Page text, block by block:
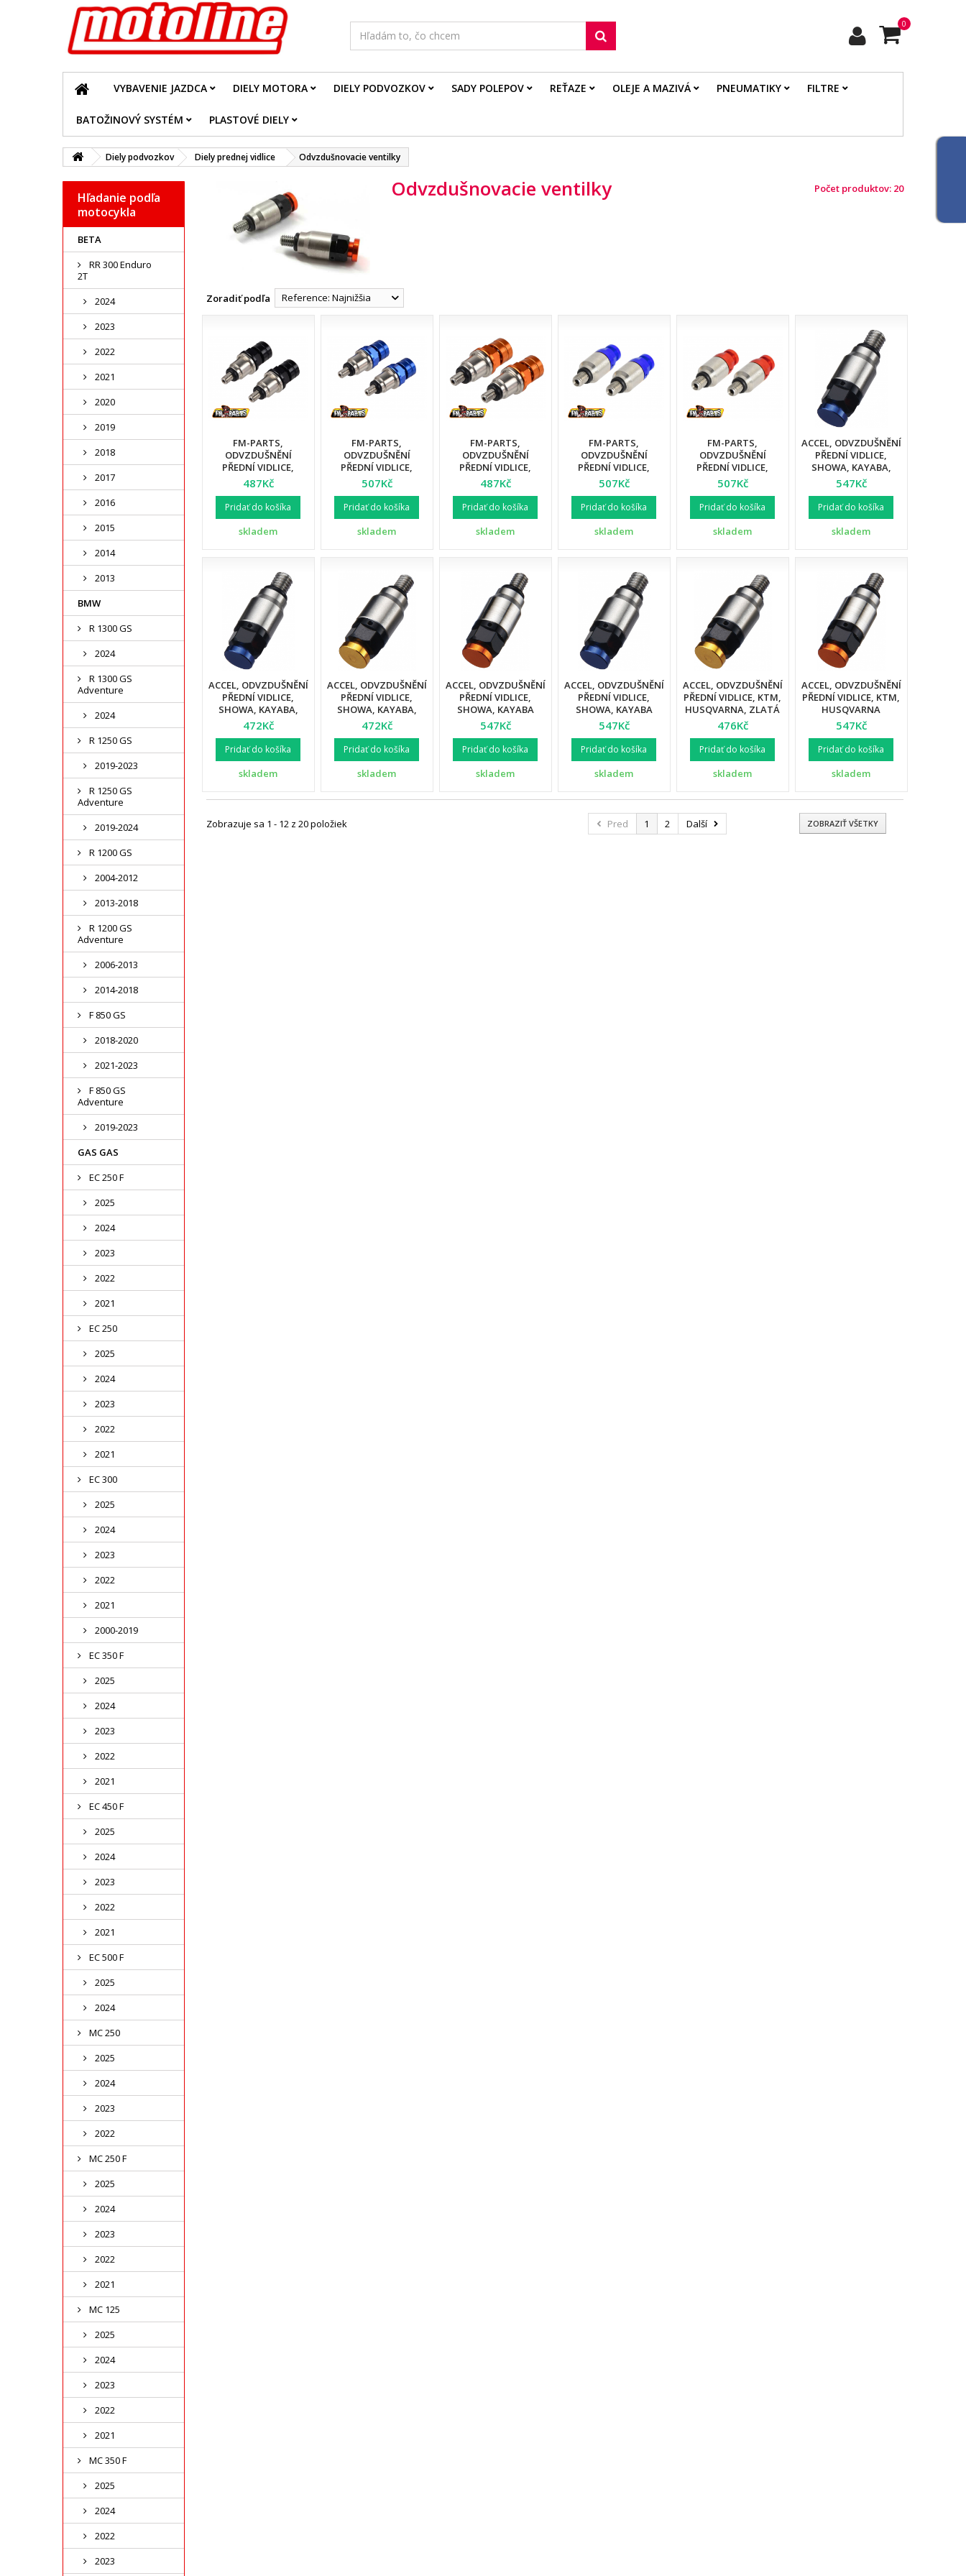
0
VYBAVENIE JAZDCA DIELY MOTORA DIELY PODVOZKOV SADY POLEPOV REŤAZE OLEJE A MAZIVÁ PNEUMATIKY FILTRE
BATOŽINOVÝ SYSTÉM PLASTOVÉ DIELY
Diely podvozkov Diely prednej vidlice Odvzdušnovacie ventilky
Hľadanie podľa
motocykla
BETA
RR 300 Enduro
2T
2024
2023
2022
2021
2020
2019
2018
2017
2016
2015
2014
2013
BMW
R 1300 GS
2024
R 1300 GS
Adventure
2024
R 1250 GS
2019-2023
R 1250 GS
Adventure
2019-2024
R 1200 GS
2004-2012
2013-2018
R 1200 GS
Adventure
2006-2013
2014-2018
F 850 GS
2018-2020
2021-2023
F 850 GS
Adventure
2019-2023
GAS GAS
EC 250 F
2025
2024
2023
2022
2021
EC 250
2025
2024
2023
2022
2021
EC 300
2025
2024
2023
2022
2021
2000-2019
EC 350 F
2025
2024
2023
2022
2021
EC 450 F
2025
2024
2023
2022
2021
EC 500 F
2025
2024
MC 250
2025
2024
2023
2022
MC 250 F
2025
2024
2023
2022
2021
MC 125
2025
2024
2023
2022
2021
MC 350 F
2025
2024
2022
2023
Odvzdušnovacie ventilky Počet produktov: 20
Zoradiť podľa Reference: Najnižšia
FM-PARTS,
ODVZDUŠNĚNÍ
PŘEDNÍ VIDLICE,
KTM/HUSQVARNA
WP, ČERNÁ BARVA
487Kč
Pridať do košíka
skladem
FM-PARTS,
ODVZDUŠNĚNÍ
PŘEDNÍ VIDLICE,
KTM/HUSQVARNA
WP, MODRÁ BARVA
507Kč
Pridať do košíka
skladem
FM-PARTS,
ODVZDUŠNĚNÍ
PŘEDNÍ VIDLICE,
KTM/HUSQVARNA
WP, ORANŽOVÁ
BARVA
487Kč
Pridať do košíka
skladem
FM-PARTS,
ODVZDUŠNĚNÍ
PŘEDNÍ VIDLICE,
SHOWA/KAYABA M5,
MODRÁ BARVA
507Kč
Pridať do košíka
skladem
FM-PARTS,
ODVZDUŠNĚNÍ
PŘEDNÍ VIDLICE,
SHOWA/KAYABA M5,
ČERVENÁ BARVA
507Kč
Pridať do košíka
skladem
ACCEL, ODVZDUŠNĚNÍ
PŘEDNÍ VIDLICE,
SHOWA, KAYABA,
ČERNÁ BARVA
547Kč
Pridať do košíka
skladem
ACCEL, ODVZDUŠNĚNÍ
PŘEDNÍ VIDLICE,
SHOWA, KAYABA,
MODRÁ BARVA
472Kč
Pridať do košíka
skladem
ACCEL, ODVZDUŠNĚNÍ
PŘEDNÍ VIDLICE,
SHOWA, KAYABA,
ZLATÁ BARVA
472Kč
Pridať do košíka
skladem
ACCEL, ODVZDUŠNĚNÍ
PŘEDNÍ VIDLICE,
SHOWA, KAYABA
ORANŽOVÁ BARVA
547Kč
Pridať do košíka
skladem
ACCEL, ODVZDUŠNĚNÍ
PŘEDNÍ VIDLICE,
SHOWA, KAYABA
TITANOVÁ BARVA
547Kč
Pridať do košíka
skladem
ACCEL, ODVZDUŠNĚNÍ
PŘEDNÍ VIDLICE, KTM,
HUSQVARNA, ZLATÁ
BARVA
(WP/MARZOCCHI)
476Kč
Pridať do košíka
skladem
ACCEL, ODVZDUŠNĚNÍ
PŘEDNÍ VIDLICE, KTM,
HUSQVARNA
ORANŽOVÁ BARVA
(WP/MARZOCCHI)
547Kč
Pridať do košíka
skladem
Pred 1 2 Další ZOBRAZIŤ VŠETKY
Zobrazuje sa 1 - 12 z 20 položiek